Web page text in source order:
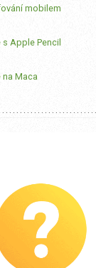
mobilem
s Apple Pencil
na Maca